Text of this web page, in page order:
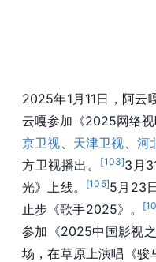
2025年1月11日，阿
云嘎参加《2025网络
京卫视
天津卫视
河
方卫视播出。
[103]3月
光》上线。
[105]5月23
止步《歌手2025》。
[
参加《2025中国影视
场，在草原上演唱《骏